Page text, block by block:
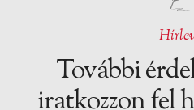
További
iratkozzon fel